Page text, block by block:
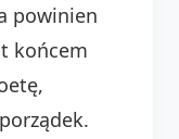
powinien
końcem